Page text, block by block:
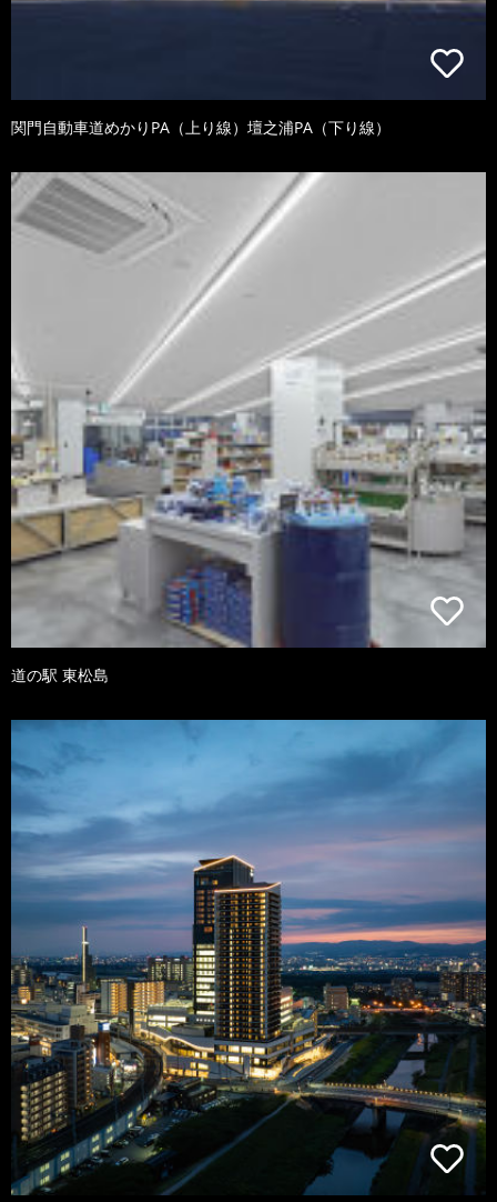
関門自動車道めかりPA（上り線）壇之浦PA（下り線）
道の駅 東松島